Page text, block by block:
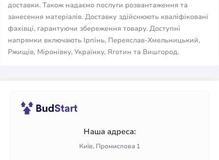
доставки. Також надаємо послуги розвантаження та
занесення матеріалів. Доставку здійснюють кваліфіковані
фахівці, гарантуючи збереження товару. Доступні
напрямки включають Ірпінь, Переяслав-Хмельницький,
Ржищів, Міронівку, Українку, Яготин та Вишгород.
Наша адреса:
Київ, Промислова 1